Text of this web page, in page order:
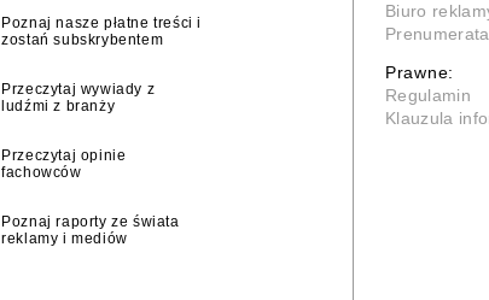
Poznaj nasze płatne treści i
zostań subskrybentem
Przeczytaj wywiady z
ludźmi z branży
Przeczytaj opinie
fachowców
Poznaj raporty ze świata
reklamy i mediów
Biuro
Prenumerata
Prawne:
Regulamin
Klauzula